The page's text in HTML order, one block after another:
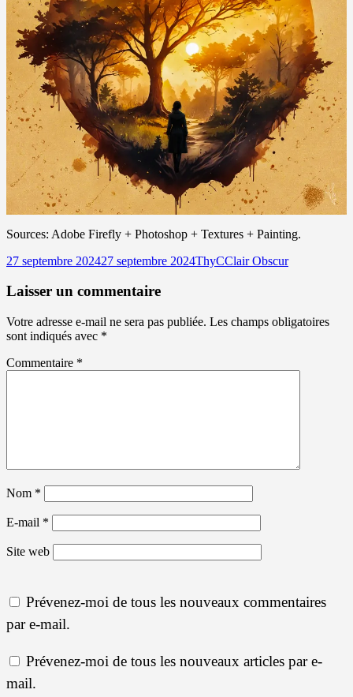
Sources: Adobe Firefly + Photoshop + Textures + Painting.
Publié
27 septembre 202427 septembre 2024Auteur
ThyCCatégories
Clair Obscur
Laisser un commentaire
Votre adresse e-mail ne sera pas publiée. Les champs obligatoires
sont indiqués avec *
Commentaire *
Nom *
E-mail *
Site web
Prévenez-moi de tous les nouveaux commentaires
par e-mail.
Prévenez-moi de tous les nouveaux articles par e-
mail.